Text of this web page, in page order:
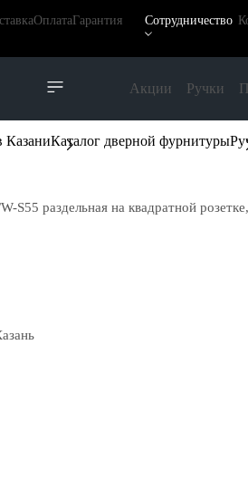
ОплатаГарантия Сотрудничество
Акции Ручки
КазаниКаталог дверной фурнитуры
S55 раздельная на квадратной